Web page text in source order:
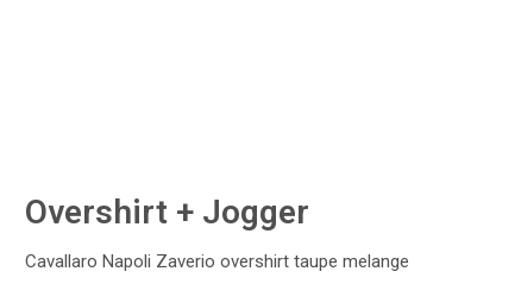
Overshirt + Jogger
Cavallaro Napoli Zaverio overshirt taupe melange